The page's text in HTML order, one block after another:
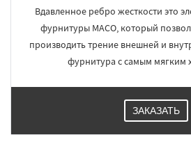
Вдавленное ребро жесткости это
фурнитуры МАСО, который
производить трение внешней и
фурнитура с самым мягким
ЗАКАЗАТЬ